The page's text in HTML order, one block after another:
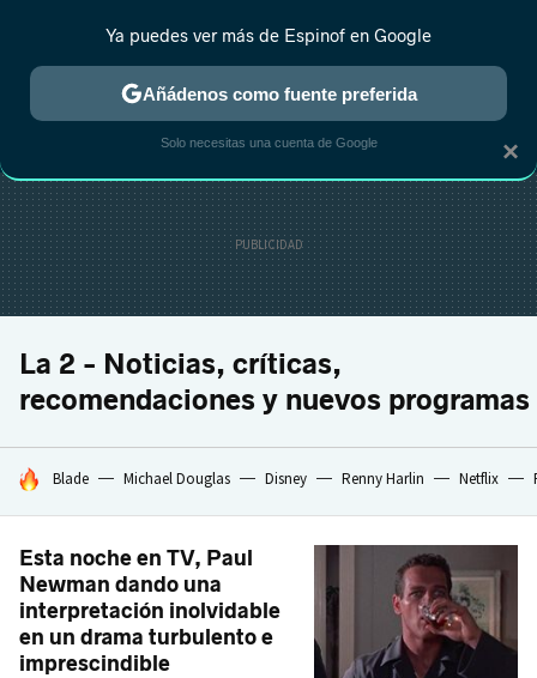
ESTRENOS REALITY ANIME RANKINGS CINE
La 2 - Noticias, críticas,
recomendaciones y nuevos programas
HOY SE HABLA DE
Blade Michael Douglas Disney Renny Harlin Netflix
Esta noche en TV, Paul
Newman dando una
interpretación inolvidable
en un drama turbulento e
imprescindible
×
Ya puedes ver más de Espinof en Google
Añádenos como fuente preferida
Solo necesitas una cuenta de Google